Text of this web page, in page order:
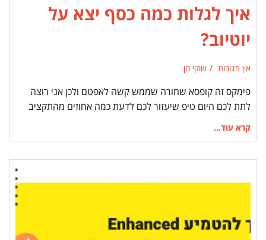
איך לגלות כמה כסף יצא על
יוטיוב?
אין תגובות שוקי מן
פימקס זה קופסא שחורה שממש קשה לאפטם ולכן אני רוצה
לתת לכם היום טיפ שיעזור לכם לדעת כמה אחוזים מהתקציב
קרא עוד...